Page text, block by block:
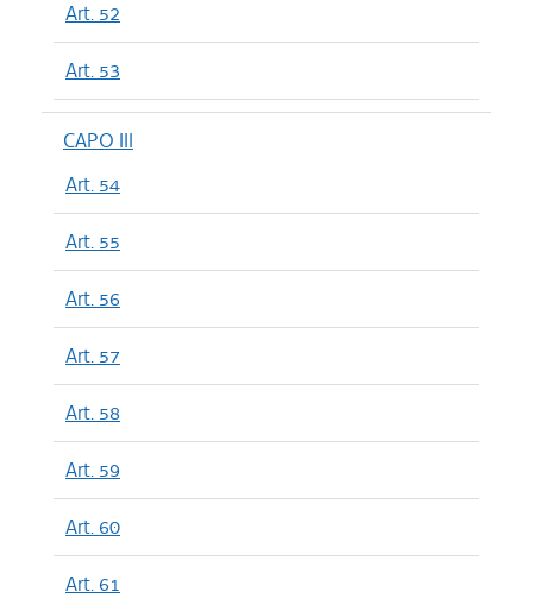
Art. 52
Art. 53
CAPO III
Art. 54
Art. 55
Art. 56
Art. 57
Art. 58
Art. 59
Art. 60
Art. 61